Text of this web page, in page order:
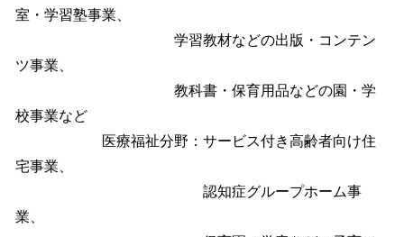
室・学習塾事業、
学習教材などの出版・コンテン
ツ事業、
教科書・保育用品などの園・学
校事業など
医療福祉分野：サービス付き高齢者向け住
宅事業、
認知症グループホーム事
業、